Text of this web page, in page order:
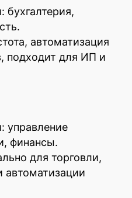
бухгалтерия,
автоматизация
подходит для ИП и
управление
финансы.
для торговли,
автоматизации